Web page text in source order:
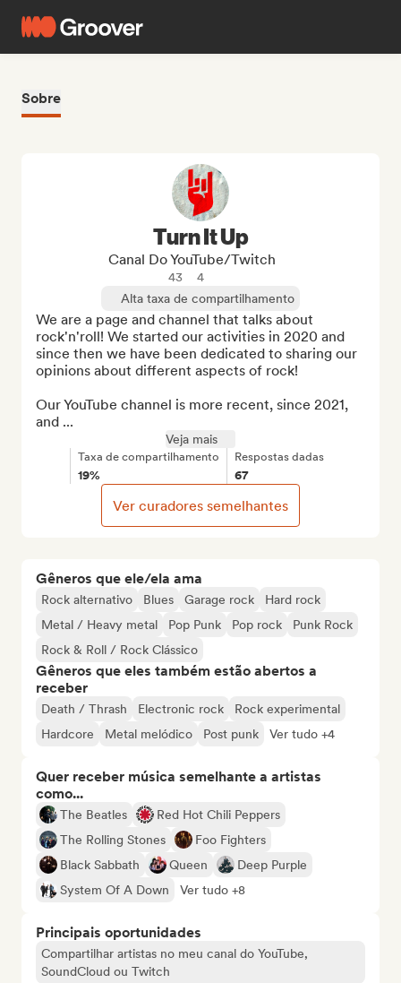
Sobre
Gêneros que ele/ela ama
Rock alternativo Blues Garage rock
Hard rock
Metal / Heavy metal
Pop Punk Pop rock
Punk Rock
Rock & Roll / Rock Clássico
Gêneros que eles também estão abertos a
receber
Death / Thrash Electronic rock
Rock experimental
Hardcore
Metal melódico Post punk Ver tudo +4
Quer receber música semelhante a artistas
como...
The Beatles
Red Hot Chili Peppers
The Rolling Stones
Foo Fighters
Black Sabbath
Queen
Deep Purple
System Of A Down
Ver tudo +8
Principais oportunidades
Compartilhar artistas no meu canal do YouTube,
SoundCloud ou Twitch
Turn It Up
Canal Do YouTube/Twitch
43
4
Alta taxa de compartilhamento
We are a page and channel that talks about
rock'n'roll! We started our activities in 2020 and
since then we have been dedicated to sharing our
opinions about different aspects of rock!
Our YouTube channel is more recent, since 2021,
and ...
Veja mais
Taxa de compartilhamento
19%
Respostas dadas
67
Ver curadores semelhantes